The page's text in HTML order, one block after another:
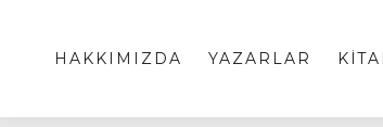
HAKKIMIZDA YAZARLAR